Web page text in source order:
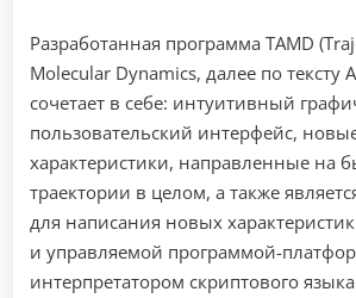
Разработанная программа TAMD
Molecular Dynamics, далее по тексту
сочетает в себе: интуитивный
пользовательский интерфейс,
характеристики, направленные на
траектории в целом, а также
для написания новых
и управляемой программой-
интерпретатором скриптового